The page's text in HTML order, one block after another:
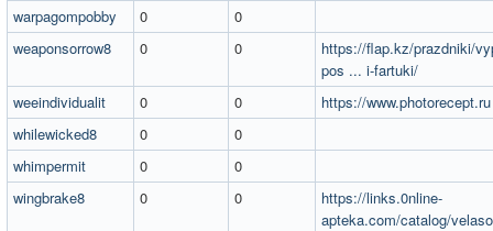
warpagompobby
0
0
weaponsorrow8
0 0
https://flap.kz/prazdniki/
pos ... i-fartuki/
weeindividualit
0 0
https://www.photorecept.ru
whilewicked8
0
0
whimpermit
0
0
wingbrake8
0 0
https://links.0nline-
apteka.com/catalog/